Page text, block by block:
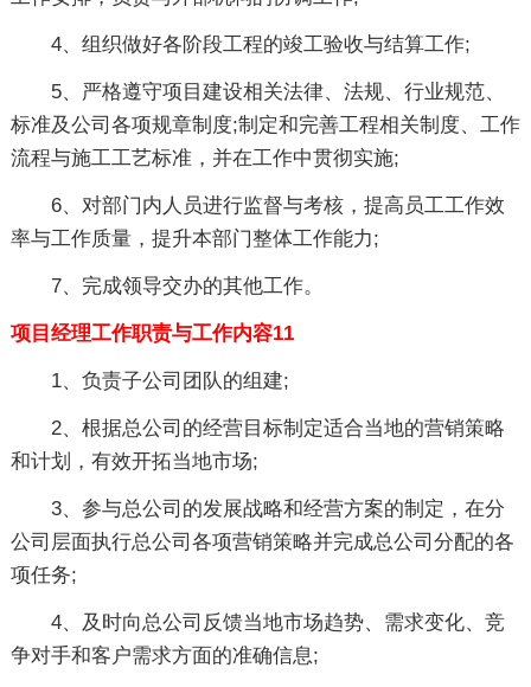
4、组织做好各阶段工程的竣工验收与结算工作;
5、严格遵守项目建设相关法律、法规、行业规范、
标准及公司各项规章制度;制定和完善工程相关制度、工作
流程与施工工艺标准，并在工作中贯彻实施;
6、对部门内人员进行监督与考核，提高员工工作效
率与工作质量，提升本部门整体工作能力;
7、完成领导交办的其他工作。
项目经理工作职责与工作内容11
1、负责子公司团队的组建;
2、根据总公司的经营目标制定适合当地的营销策略
和计划，有效开拓当地市场;
3、参与总公司的发展战略和经营方案的制定，在分
公司层面执行总公司各项营销策略并完成总公司分配的各
项任务;
4、及时向总公司反馈当地市场趋势、需求变化、竞
争对手和客户需求方面的准确信息;